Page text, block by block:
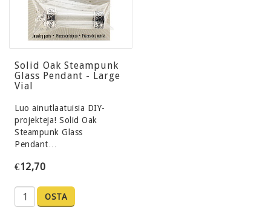
Solid Oak Steampunk
Glass Pendant - Large
Vial
Luo ainutlaatuisia DIY-
projekteja! Solid Oak
Steampunk Glass
Pendant…
€12,70
OSTA